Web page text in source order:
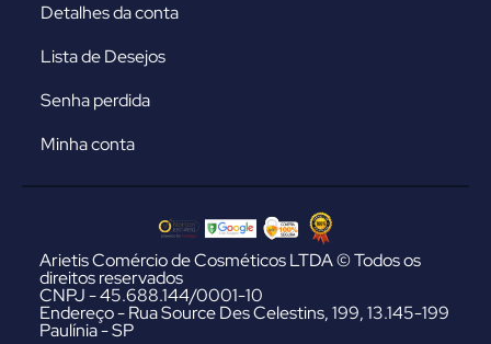
Detalhes da conta
Lista de Desejos
Senha perdida
Minha conta
Arietis Comércio de Cosméticos LTDA © Todos os
direitos reservados
CNPJ - 45.688.144/0001-10
Endereço - Rua Source Des Celestins, 199, 13.145-199
Paulínia - SP